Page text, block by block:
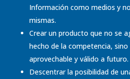
Información como medios y
mismas.
Crear un producto que no se
hecho de la competencia,
aprovechable y válido a futuro.
Descentrar la posibilidad de